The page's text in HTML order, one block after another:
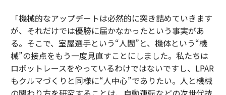
「機械的なアップデートは必然的に突き詰めていきます
が、それだけでは優勝に届かなかったという事実があ
る。そこで、室屋選手という“人間”と、機体という“機
械”の接点をもう一度見直すことにしました。私たちは
ロボットレースをやっているわけではないですし、LPAR
もクルマづくりと同様に“人中心”でありたい。人と機械